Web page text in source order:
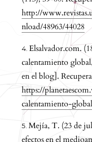
http://
nload/48963/44028
Elsalvador.com.
calentamiento
en el blog].
https://
calentamiento-
Mejía, T. (23 de
efectos en el